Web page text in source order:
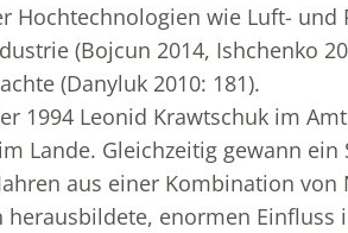
Hochtechnologien wie Luft- und
(Bojcun 2014, Ishchenko
(Danyluk 2010: 181).
1994 Leonid Krawtschuk im
Lande. Gleichzeitig gewann ein
aus einer Kombination
enormen Einfluss